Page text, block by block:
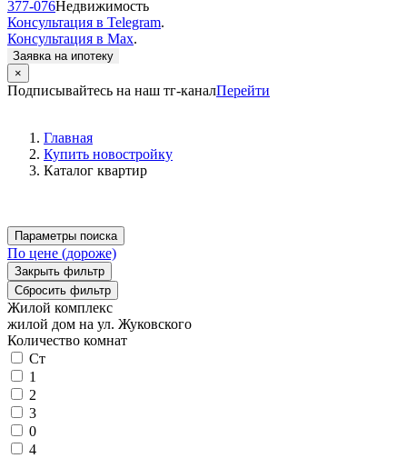
377-076Недвижимость
Консультация в Telegram.
Консультация в Max.
Заявка на ипотеку
×
Подписывайтесь на наш тг-каналПерейти
Главная
Купить новостройку
Каталог квартир
Параметры поиска
По цене (дороже)
Закрыть фильтр
Сбросить фильтр
Жилой комплекс
жилой дом на ул. Жуковского
Количество комнат
Ст
1
2
3
0
4